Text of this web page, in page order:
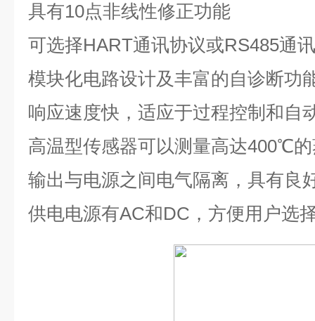
具有10点非线性修正功能
可选择HART通讯协议或RS485通
模块化电路设计及丰富的自诊断功
响应速度快，适应于过程控制和自
高温型传感器可以测量高达400℃
输出与电源之间电气隔离，具有良
供电电源有AC和DC ，方便用户选